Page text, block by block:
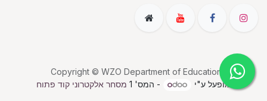
Copyright © WZO Department of Education
מופעל ע"י
- המס' 1 מסחר אלקטרוני קוד פתוח